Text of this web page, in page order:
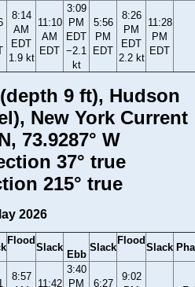
8:14
AM
EDT
1.9 kt
11:10
AM
EDT
3:09
PM
EDT
−2.1
kt
5:56
PM
EDT
8:26
PM
EDT
2.2 kt
11:28
PM
EDT
9 ft), Hudson
New York Current
73.9287° W
37° true
215° true
2026
Flood
Slack
Ebb
Slack
Flood
Slack
8:57
11:42
3:40
PM
6:27
9:02